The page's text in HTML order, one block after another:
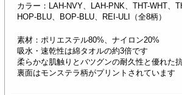
カラー：LAH-NVY、LAH-PNK、THT-WHT、
HOP-BLU、BOP-BLU、REI-ULI（全8柄）
素材：ポリエステル80%、ナイロン20%
吸水・速乾性は綿タオルの約3倍です
柔らかな肌触りとバツグンの耐久性と優れた
裏面はモンステラ柄がプリントされています